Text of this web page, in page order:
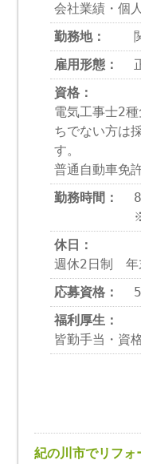
会社業績・個
勤務地：
雇用形態：
資格：
電気工事士2
ちでない方は
す。
普通自動車免
勤務時間：
休日：
週休2日制 年
応募資格：
福利厚生：
皆勤手当・資
紀の川市でリフォ